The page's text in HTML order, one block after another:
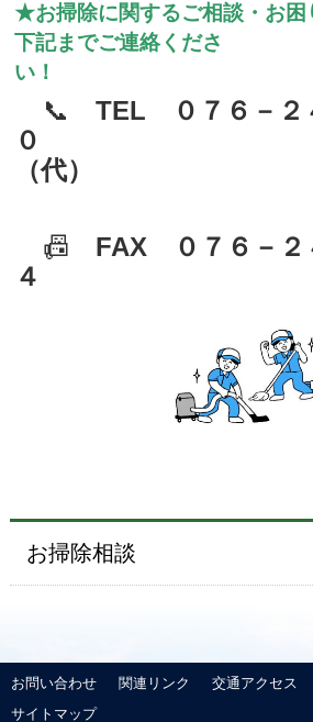
★お掃除に関するご相談・お困
下記までご連絡くださ
い！
📞TEL ０７６－２
０
（代）
📠 FAX ０７６－２
４
お掃除相談
お問い合わせ 関連リンク 交通アクセス
サイトマップ